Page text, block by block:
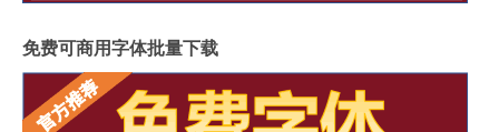
免费可商用字体批量下载